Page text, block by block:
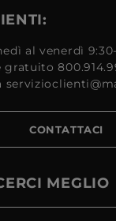
al venerdì
CONTATTACI
MEGLIO